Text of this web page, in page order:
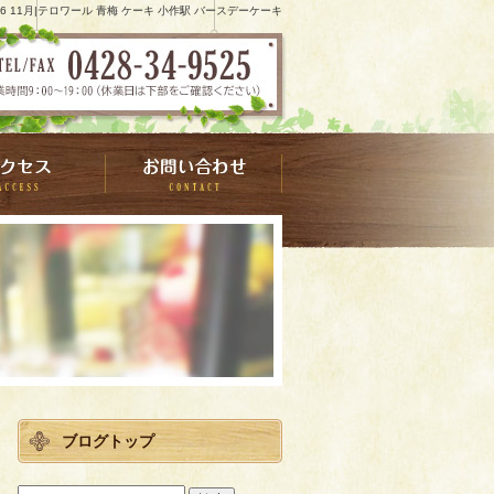
11月|テロワール 青梅 ケーキ 小作駅 バースデーケーキ
ブログトップ